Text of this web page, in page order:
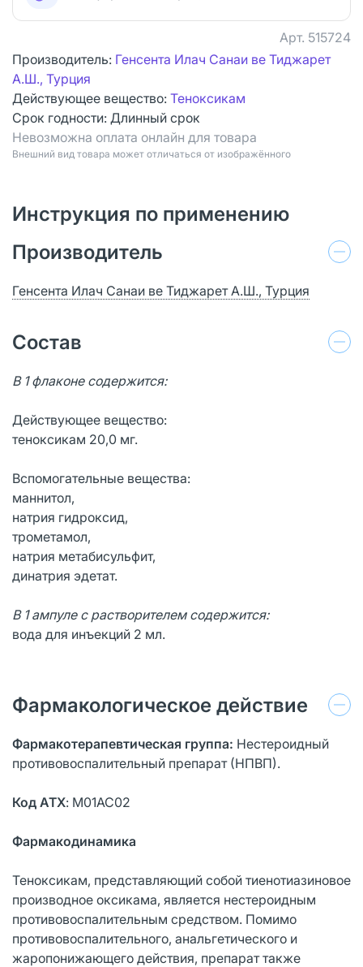
Арт. 515724
Производитель: Генсента Илач Санаи ве Тиджарeт
А.Ш., Турция
Действующее вещество: Теноксикам
Срок годности: Длинный срок
Невозможна оплата онлайн для товара
Bнешний вид товара может отличаться от изображённого
Инструкция по применению
Производитель
Генсента Илач Санаи ве Тиджарeт А.Ш., Турция
Состав
В 1 флаконе содержится:
Действующее вещество:
теноксикам 20,0 мг.
Вспомогательные вещества:
маннитол,
натрия гидроксид,
трометамол,
натрия метабисульфит,
динатрия эдетат.
В 1 ампуле с растворителем содержится:
вода для инъекций 2 мл.
Фармакологическое действие
Фармакотерапевтическая группа: Нестероидный
противовоспалительный препарат (НПВП).
Код ATX: М01АС02
Фармакодинамика
Теноксикам, представляющий собой тиенотиазиновое
производное оксикама, является нестероидным
противовоспалительным средством. Помимо
противовоспалительного, анальгетического и
жаропонижающего действия, препарат также